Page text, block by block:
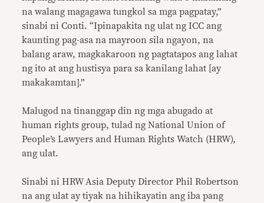
na walang magagawa tungkol sa mga pagpatay,”
sinabi ni Conti. “Ipinapakita ng ulat ng ICC ang
kaunting pag-asa na mayroon sila ngayon, na
balang araw, magkakaroon ng pagtatapos ang lahat
ng ito at ang hustisya para sa kanilang lahat [ay
makakamtan].”
Malugod na tinanggap din ng mga abugado at
human rights group, tulad ng National Union of
People’s Lawyers and Human Rights Watch (HRW),
ang ulat.
Sinabi ni HRW Asia Deputy Director Phil Robertson
na ang ulat ay tiyak na hihikayatin ang iba pang